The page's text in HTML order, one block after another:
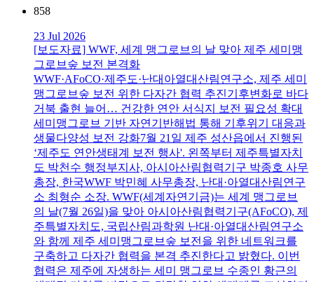
858
23 Jul 2026
[보도자료] WWF, 세계 맹그로브의 날 맞아 제주 세미맹
그로브숲 보전 본격화
WWF·AFoCO·제주도·난대아열대산림연구소, 제주 세미
맹그로브숲 보전 위한 다자간 협력 추진기후변화로 바다
거북 출현 늘어… 건강한 연안 서식지 보전 필요성 확대
세미맹그로브 기반 자연기반해법 통해 기후위기 대응과
생물다양성 보전 강화7월 21일 제주 성산읍에서 진행된
‘제주도 연안생태계 보전 행사'. 왼쪽부터 제주특별자치
도 박천수 행정부지사, 아시아산림협력기구 박종호 사무
총장, 한국WWF 박민혜 사무총장, 난대·아열대산림연구
소 최형순 소장. WWF(세계자연기금)는 세계 맹그로브
의 날(7월 26일)을 맞아 아시아산림협력기구(AFoCO), 제
주특별자치도, 국립산림과학원 난대·아열대산림연구소
와 함께 제주 세미맹그로브숲 보전을 위한 네트워크를
구축하고 다자간 협력을 본격 추진한다고 밝혔다. 이번
협력은 제주에 자생하는 세미 맹그로브 수종인 황근의